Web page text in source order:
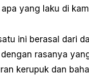
yang laku di
ini berasal dari
rasanya
kerupuk dan